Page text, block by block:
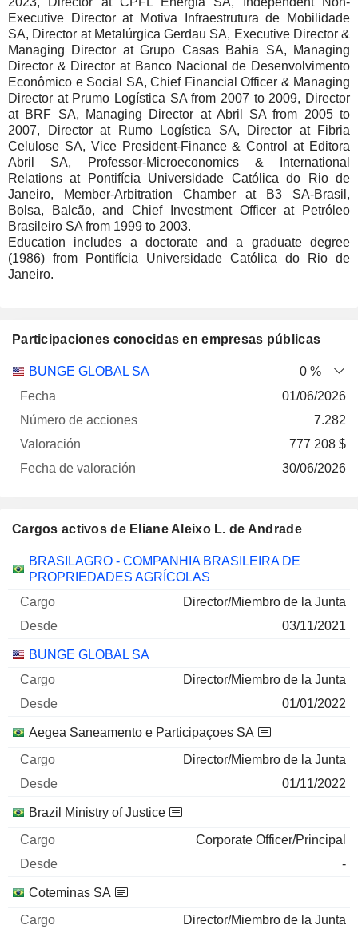
Executive Director at Motiva Infraestrutura de Mobilidade
SA, Director at Metalúrgica Gerdau SA, Executive Director &
Managing Director at Grupo Casas Bahia SA, Managing
Director & Director at Banco Nacional de Desenvolvimento
Econômico e Social SA, Chief Financial Officer & Managing
Director at Prumo Logística SA from 2007 to 2009, Director
at BRF SA, Managing Director at Abril SA from 2005 to
2007, Director at Rumo Logística SA, Director at Fibria
Celulose SA, Vice President-Finance & Control at Editora
Abril SA, Professor-Microeconomics & International
Relations at Pontifícia Universidade Católica do Rio de
Janeiro, Member-Arbitration Chamber at B3 SA-Brasil,
Bolsa, Balcão, and Chief Investment Officer at Petróleo
Brasileiro SA from 1999 to 2003.
Education includes a doctorate and a graduate degree
(1986) from Pontifícia Universidade Católica do Rio de
Janeiro.
Participaciones conocidas en empresas públicas
Empresa
Número
valoración
BUNGE GLOBAL SA
0 %
01/06/2026
7.282
777 208 $
30/06/2026
Cargos activos de Eliane Aleixo L. de Andrade
Empresas Cargo Inicio
BRASILAGRO - COMPANHIA BRASILEIRA DE
PROPRIEDADES AGRÍCOLAS
Director/Miembro de la Junta
03/11/2021
BUNGE GLOBAL SA
Director/Miembro de la Junta
01/01/2022
Aegea Saneamento e Participaçoes SA
Director/Miembro de la Junta
01/11/2022
Brazil Ministry of Justice
Corporate Officer/Principal
-
Coteminas SA
Director/Miembro de la Junta